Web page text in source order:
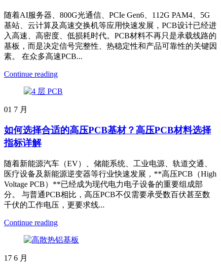
随着AI服务器、800G光通信、PCIe Gen6、112G PAM4、5G
基站、云计算及高速交换机等应用快速发展，PCB设计已经进
入高速、高密度、低损耗时代。PCB材料不再只是承载线路的
基板，而是决定信号完整性、热稳定性和产品可靠性的关键因
素。 在众多高速PCB...
Continue reading
01 7 月
如何选择合适的高压PCB基材？高压PCB材料选择
指标详解
随着新能源汽车（EV）、储能系统、工业电源、轨道交通、
医疗设备及新能源逆变器等行业快速发展，**高压PCB（High
Voltage PCB）**已经成为现代电力电子设备的重要组成部
分。 与普通PCB相比，高压PCB不仅需要承受数百伏甚至数
千伏的工作电压，更要求线...
Continue reading
17 6 月